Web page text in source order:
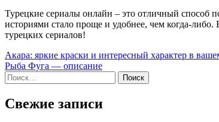
Турецкие сериалы онлайн – это отличный способ
историями стало проще и удобнее, чем когда-
турецких сериалов!
Навигация
по
записям
Акара: яркие краски и интересный характер в
Рыба Фуга — описание
Найти:
Свежие записи